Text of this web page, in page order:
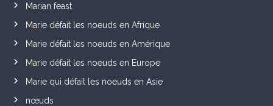
Marian feast
Marie défait les noeuds en Afrique
Marie défait les noeuds en Amérique
Marie défait les noeuds en Europe
Marie qui défait les noeuds en Asie
nœuds